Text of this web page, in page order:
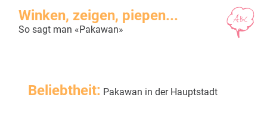
Winken, zeigen, piepen...
So sagt man «Pakawan»
Beliebtheit: Pakawan in der Hauptstadt